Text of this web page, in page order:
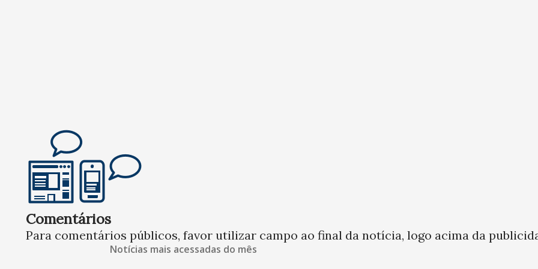
Comentários
Para comentários públicos, favor utilizar campo ao final da notícia, logo acima da
Notícias mais acessadas do mês